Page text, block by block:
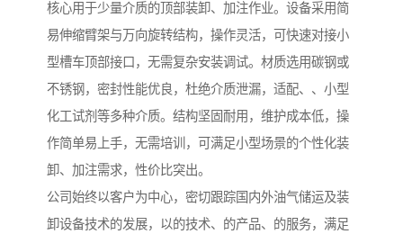
核心用于少量介质的顶部装卸、加注作业。设备采用简
易伸缩臂架与万向旋转结构，操作灵活，可快速对接小
型槽车顶部接口，无需复杂安装调试。材质选用碳钢或
不锈钢，密封性能优良，杜绝介质泄漏，适配、、小型
化工试剂等多种介质。结构坚固耐用，维护成本低，操
作简单易上手，无需培训，可满足小型场景的个性化装
卸、加注需求，性价比突出。
公司始终以客户为中心，密切跟踪国内外油气储运及装
卸设备技术的发展，以的技术、的产品、的服务，满足